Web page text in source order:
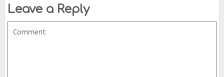
Leave a Reply